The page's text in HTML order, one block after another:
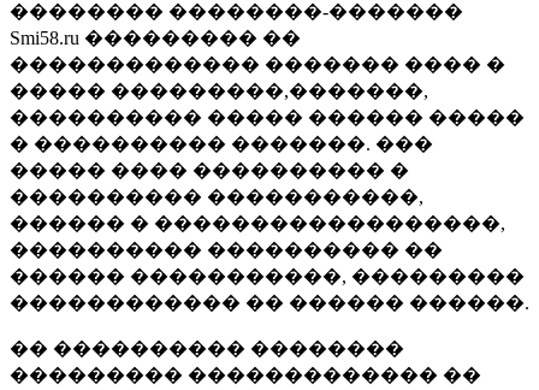
�������� ��������-�������
Smi58.ru ��������� ��
������������� ������� ���� �
����� ���������,�������,
���������� ����� ������ �����
� ���������� �������. ���
����� ���� ���������� �
���������� �����������,
������ � ������������������,
���������� ���������� ��
������ �����������, ���������
������������ �� ������ ������.
�� ���������� ��������
��������� ������������� ��